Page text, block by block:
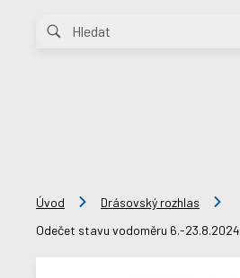
Úvod
Drásovský rozhlas
Odečet stavu vodoměru 6.-23.8.2024